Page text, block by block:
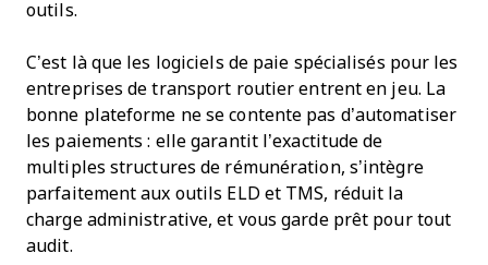
outils.
C’est là que les logiciels de paie spécialisés pour les
entreprises de transport routier entrent en jeu. La
bonne plateforme ne se contente pas d’automatiser
les paiements : elle garantit l’exactitude de
multiples structures de rémunération, s’intègre
parfaitement aux outils ELD et TMS, réduit la
charge administrative, et vous garde prêt pour tout
audit.